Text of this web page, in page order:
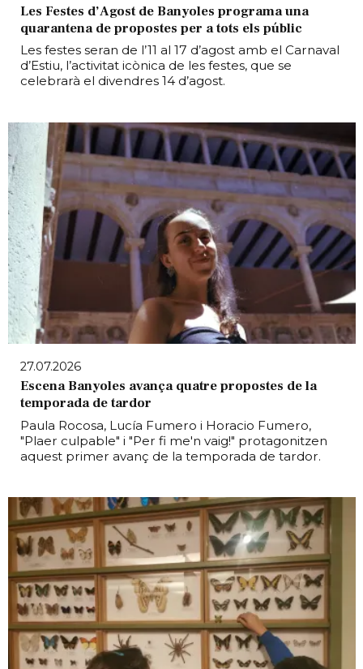
Les Festes d’Agost de Banyoles programa una
quarantena de propostes per a tots els públic
Les festes seran de l’11 al 17 d’agost amb el Carnaval
d’Estiu, l’activitat icònica de les festes, que se
celebrarà el divendres 14 d’agost.
27.07.2026
Escena Banyoles avança quatre propostes de la
temporada de tardor
Paula Rocosa, Lucía Fumero i Horacio Fumero,
"Plaer culpable" i "Per fi me'n vaig!" protagonitzen
aquest primer avanç de la temporada de tardor.